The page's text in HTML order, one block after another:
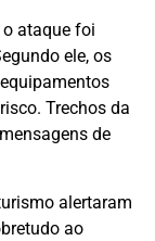
ataque foi
ele, os
Trechos da
de
alertaram
ao